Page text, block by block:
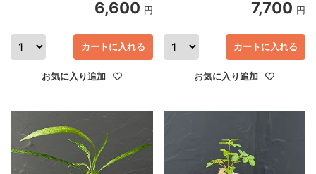
6,600 円
カートに入れる
お気に入り追加
7,700 円
カートに入れる
お気に入り追加